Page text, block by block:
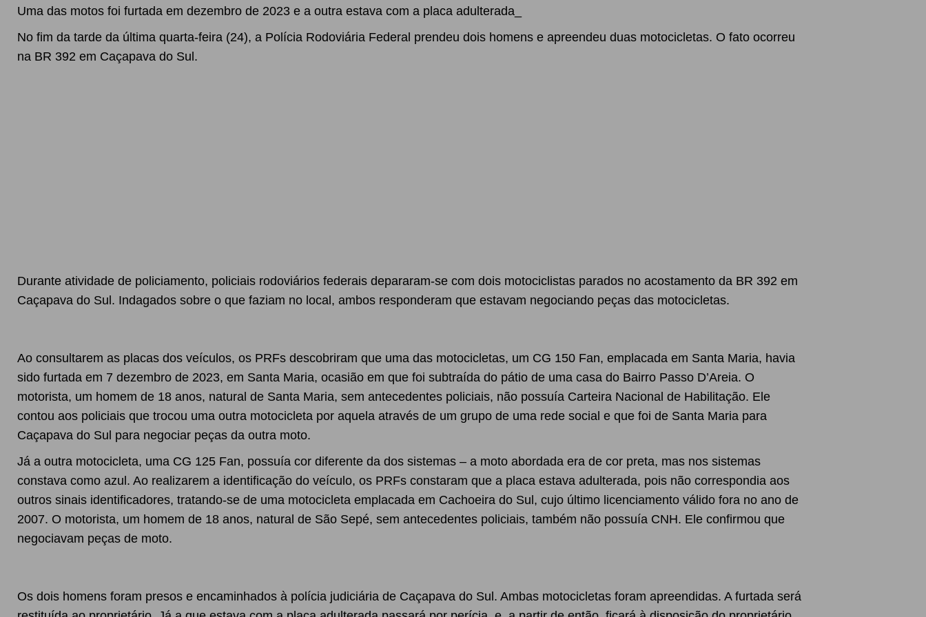
Uma das motos foi furtada em dezembro de 2023 e a outra estava com a placa adulterada_
No fim da tarde da última quarta-feira (24), a Polícia Rodoviária Federal prendeu dois homens e apreendeu duas motocicletas. O fato ocorreu
na BR 392 em Caçapava do Sul.
Durante atividade de policiamento, policiais rodoviários federais depararam-se com dois motociclistas parados no acostamento da BR 392 em
Caçapava do Sul. Indagados sobre o que faziam no local, ambos responderam que estavam negociando peças das motocicletas.
Ao consultarem as placas dos veículos, os PRFs descobriram que uma das motocicletas, um CG 150 Fan, emplacada em Santa Maria, havia
sido furtada em 7 dezembro de 2023, em Santa Maria, ocasião em que foi subtraída do pátio de uma casa do Bairro Passo D’Areia. O
motorista, um homem de 18 anos, natural de Santa Maria, sem antecedentes policiais, não possuía Carteira Nacional de Habilitação. Ele
contou aos policiais que trocou uma outra motocicleta por aquela através de um grupo de uma rede social e que foi de Santa Maria para
Caçapava do Sul para negociar peças da outra moto.
Já a outra motocicleta, uma CG 125 Fan, possuía cor diferente da dos sistemas – a moto abordada era de cor preta, mas nos sistemas
constava como azul. Ao realizarem a identificação do veículo, os PRFs constaram que a placa estava adulterada, pois não correspondia aos
outros sinais identificadores, tratando-se de uma motocicleta emplacada em Cachoeira do Sul, cujo último licenciamento válido fora no ano de
2007. O motorista, um homem de 18 anos, natural de São Sepé, sem antecedentes policiais, também não possuía CNH. Ele confirmou que
negociavam peças de moto.
Os dois homens foram presos e encaminhados à polícia judiciária de Caçapava do Sul. Ambas motocicletas foram apreendidas. A furtada será